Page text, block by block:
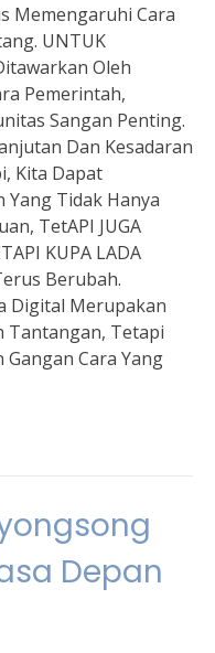
Memengaruhi Cara
UNTUK
Oleh
Pemerintah,
Sangan Penting.
Dan Kesadaran
Kita Dapat
Yang Tidak Hanya
TetAPI JUGA
KUPA LADA
Berubah.
Digital Merupakan
Tantangan, Tetapi
Cara Yang
Depan